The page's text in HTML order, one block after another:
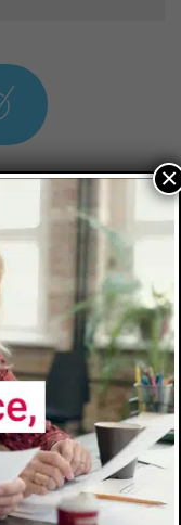
à visée
offre-de-
×